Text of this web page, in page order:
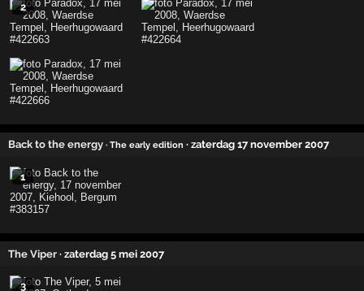
2
Back to the energy · The early edition · zaterdag 17 november 2007
1
The Viper · zaterdag 5 mei 2007
3